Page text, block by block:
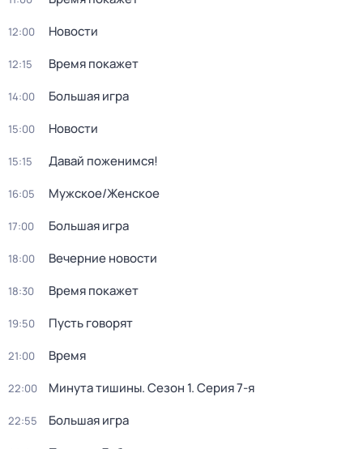
12:00 Новости
12:15 Время покажет
14:00 Большая игра
15:00 Новости
15:15 Давай поженимся!
16:05 Мужское/Женское
17:00 Большая игра
18:00 Вечерние новости
18:30 Время покажет
19:50 Пусть говорят
21:00 Время
22:00 Минута тишины. Сезон 1. Серия 7-я
22:55 Большая игра